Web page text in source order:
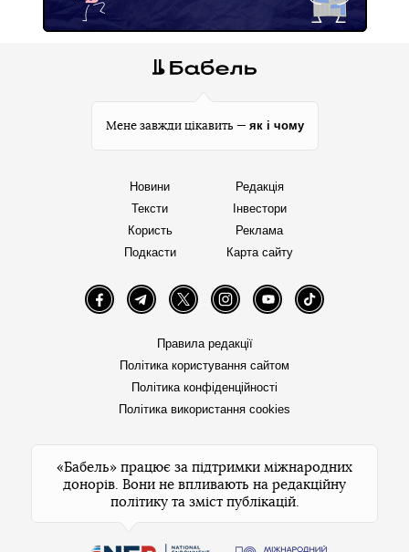
Мене завжди цікавить — як і чому
Новини
Тексти
Користь
Подкасти
Редакція
Інвестори
Реклама
Карта сайту
FacebookTelegramTwitter InstagramYouTube TikTok
Правила редакції
Політика користування сайтом
Політика конфіденційності
Політика використання cookies
«Бабель» працює за підтримки міжнародних
донорів. Вони не впливають на редакційну
політику та зміст публікацій.